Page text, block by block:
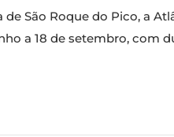
São Roque do Pico, a
a 18 de setembro, com